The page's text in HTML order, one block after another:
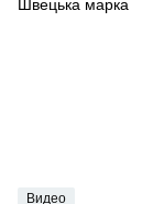
Видео